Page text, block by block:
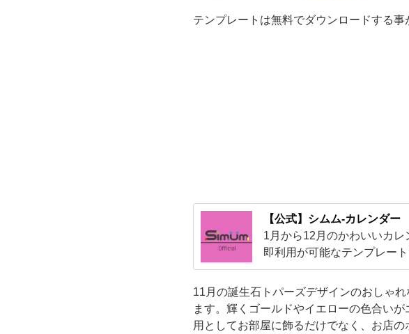
ゃ
ダ
ー！
2026
年・
テンプレートは無料でダウンロードする事
【公式】シムム-カレンダー
1月から12月のかわいいカ
即利用が可能なテンプレー
事が可能です！可愛い素材
11月の誕生石トパーズデザインのおしゃ
ます。輝くゴールドやイエローの色合い
用としてお部屋に飾るだけでなく、お店